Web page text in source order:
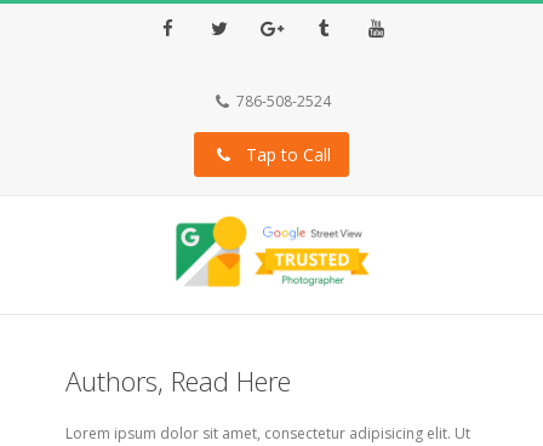
786-508-2524
Tap to Call
Authors, Read Here
Lorem ipsum dolor sit amet, consectetur adipisicing elit. Ut